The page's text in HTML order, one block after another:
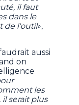
il faut
dans le
de l’outil»,
aussi
on
les
il serait plus